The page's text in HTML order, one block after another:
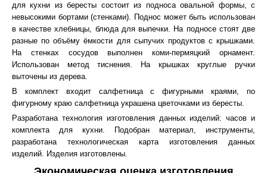
для кухни из бересты состоит из подноса овальной формы, с
невысокими бортами (стенками). Поднос может быть использован
в качестве хлебницы, блюда для выпечки. На подносе стоят две
разные по объёму ёмкости для сыпучих продуктов с крышками.
На стенках сосудов выполнен коми-пермяцкий орнамент.
Использован метод тиснения. На крышках круглые ручки
выточены из дерева.
В комплект входит салфетница с фигурными краями, по
фигурному краю салфетница украшена цветочками из бересты.
Разработана технология изготовления данных изделий: часов и
комплекта для кухни. Подобран материал, инструменты,
разработана технологическая карта изготовления данных
изделий. Изделия изготовлены.